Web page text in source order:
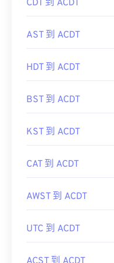
CDT 到 ACDT
AST 到 ACDT
HDT 到 ACDT
BST 到 ACDT
KST 到 ACDT
CAT 到 ACDT
AWST 到 ACDT
UTC 到 ACDT